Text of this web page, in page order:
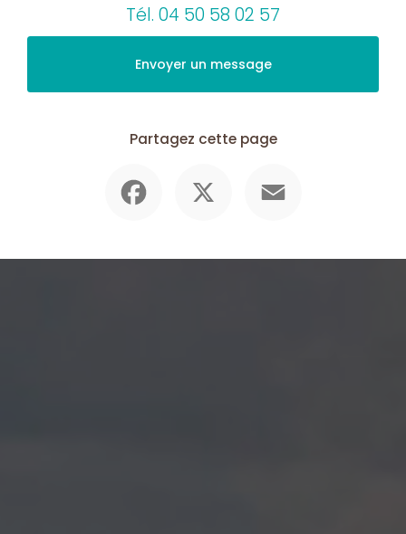
Tél. 04 50 58 02 57
Envoyer un message
Partagez cette page